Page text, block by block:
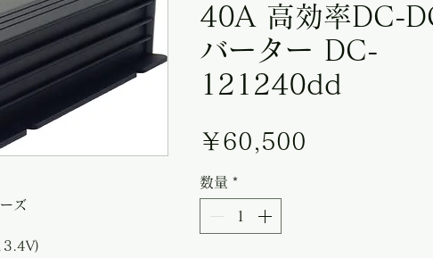
ズ
40A 高効率DC-
バーター DC-
121240dd
￥60,500
数量 *